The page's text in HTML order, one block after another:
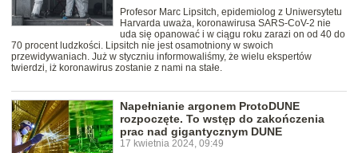
Profesor Marc Lipsitch, epidemiolog z Uniwersytetu
Harvarda uważa, koronawirusa SARS-CoV-2 nie
uda się opanować i w ciągu roku zarazi on od 40 do
70 procent ludzkości. Lipsitch nie jest osamotniony w swoich
przewidywaniach. Już w styczniu informowaliśmy, że wielu ekspertów
twierdzi, iż koronawirus zostanie z nami na stałe.
Napełnianie argonem ProtoDUNE
rozpoczęte. To wstęp do zakończenia
prac nad gigantycznym DUNE
17 kwietnia 2024, 09:49